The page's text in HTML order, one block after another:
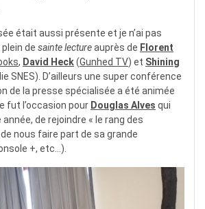
était aussi présente et je n’ai pas
de sainte lectureauprès de Florent
, David Heck(Gunhed TV) et Shining
SNES). D’ailleurs une super conférence
de la presse spécialisée a été animée
fut l’occasion pour Douglas Alves qui
de rejoindre « le rang des
nous faire part de sa grande
+, etc…).